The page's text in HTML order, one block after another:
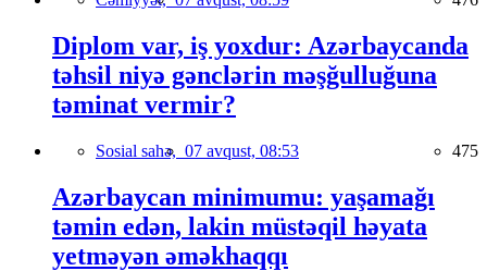
Diplom var, iş yoxdur: Azərbaycanda
təhsil niyə gənclərin məşğulluğuna
təminat vermir?
Sosial sahə, 07 avqust, 08:53 475
Azərbaycan minimumu: yaşamağı
təmin edən, lakin müstəqil həyata
yetməyən əməkhaqqı